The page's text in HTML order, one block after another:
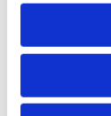
Jeder